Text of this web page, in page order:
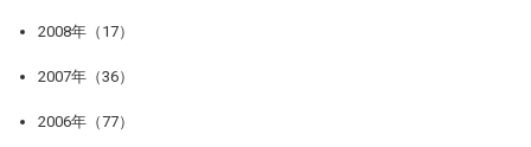
2008年（17）
2007年（36）
2006年（77）